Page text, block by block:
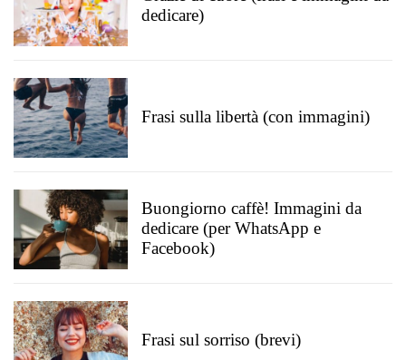
dedicare)
Frasi sulla libertà (con immagini)
Buongiorno caffè! Immagini da
dedicare (per WhatsApp e
Facebook)
Frasi sul sorriso (brevi)